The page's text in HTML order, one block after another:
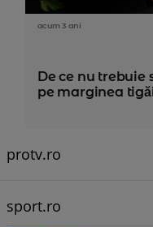
acum 3 ani
De ce nu trebuie
pe marginea
protv.ro
sport.ro